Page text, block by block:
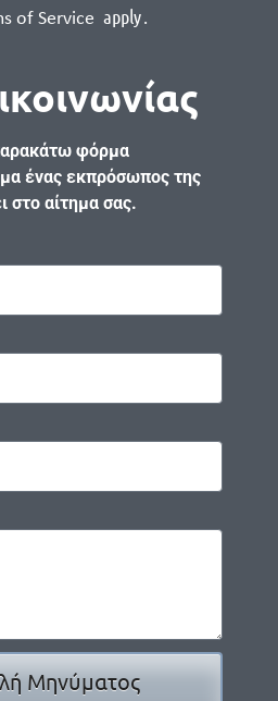
of Service apply.
φόρμα
ένας εκπρόσωπος της
στο αίτημα σας.
Μηνύματος